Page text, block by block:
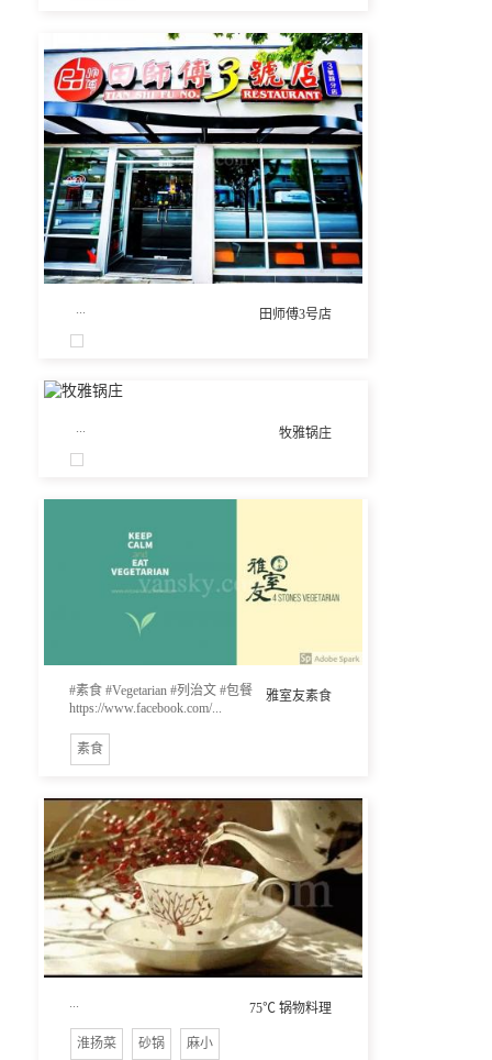
田师傅3号店
...
牧雅锅庄
...
雅室友素食
#素食 #Vegetarian #列治文 #包餐
https://www.facebook.com/...
素食
75℃ 锅物料理
淮扬菜 砂锅 麻小